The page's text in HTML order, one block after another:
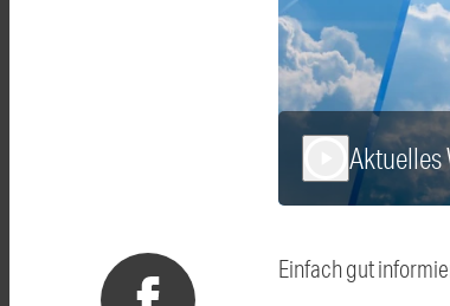
Aktuelles
Einfach gut